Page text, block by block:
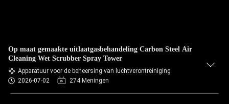
Op maat gemaakte uitlaatgasbehandeling Carbon Steel Air
Cleaning Wet Scrubber Spray Tower
Apparatuur voor de beheersing van luchtverontreiniging
2026-07-02
274 Meningen